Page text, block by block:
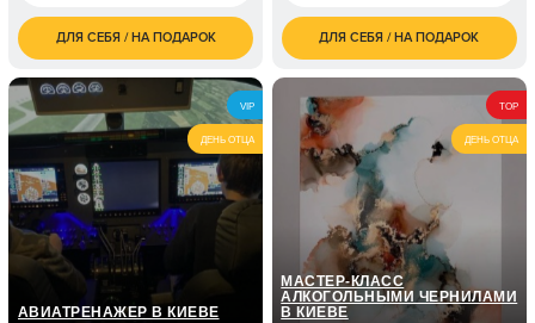
2 700
грн
6 чел. / 2 часа
4 800
грн
ДЛЯ СЕБЯ / НА ПОДАРОК
грн
1 чел. / Курс
фортепиано / 8
занятий по 1 часу
5 050
грн
1 чел. / Курс
фортепиано / 12
занятий по 1 часу
ДЛЯ СЕБЯ / НА ПОДАРОК
VIP
ДЕНЬ ОТЦА
АВИАТРЕНАЖЕР В КИЕВЕ
TOP
ДЕНЬ ОТЦА
МАСТЕР-КЛАСС
АЛКОГОЛЬНЫМИ ЧЕРНИЛАМИ
В КИЕВЕ